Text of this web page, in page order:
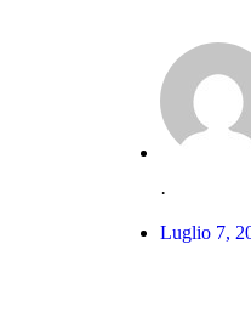
·
Luglio 7,